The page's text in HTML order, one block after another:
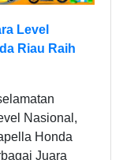
Level
Riau Raih
Nasional,
Honda
Juara